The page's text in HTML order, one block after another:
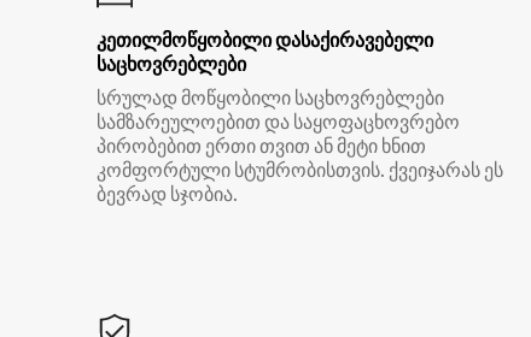
კეთილმოწყობილი დასაქირავებელი
საცხოვრებლები
სრულად მოწყობილი საცხოვრებლები
სამზარეულოებით და საყოფაცხოვრებო
პირობებით ერთი თვით ან მეტი ხნით
კომფორტული სტუმრობისთვის. ქვეიჯარას ეს
ბევრად სჯობია.